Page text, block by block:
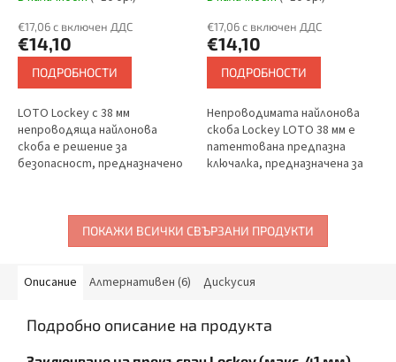
найлоново тяло
(непроводящо), прав ръб
€17,06 с включен ДДС
€14,10
ПОДРОБНОСТИ
LOTO Lockey с 38 мм
непроводяща найлонова
скоба е решение за
безопасност, предназначено
рамката. Ключалката има
найлоново тяло
(непроводящо), форма
LOCKEY (patentovaný)
€17,06 с включен ДДС
€14,10
ПОДРОБНОСТИ
Непроводимата найлонова
скоба Lockey LOTO 38 мм е
патентована предпазна
ключалка, предназначена за
Непроводящото тяло и
скобата я правят...
ПОКАЖИ ВСИЧКИ СВЪРЗАНИ ПРОДУКТИ
Описание Алтернативен (6) Дискусия
Подробно описание на продукта